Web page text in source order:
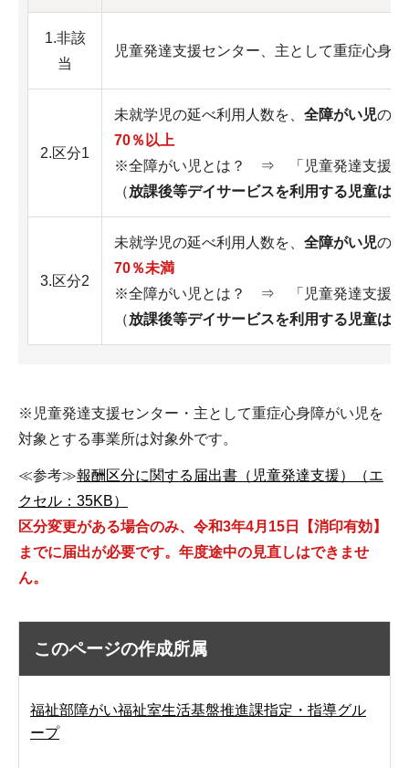
1.非該
当
児童発達支援センター、主として重症心身
2.区分1
未就学児の延べ利用人数を、 全障がい児の
70％以上
※全障がい児とは？ ⇒ 「児童発達支援」
（放課後等デイサービスを利用する児童は
3.区分2
未就学児の延べ利用人数を、 全障がい児の
70％未満
※全障がい児とは？ ⇒ 「児童発達支援」
（放課後等デイサービスを利用する児童は
※児童発達支援センター・主として重症心身障がい児を
対象とする事業所は対象外です。
≪参考≫報酬区分に関する届出書（児童発達支援）（エ
クセル：35KB）
区分変更がある場合のみ、令和3年4月15日【消印有効】
までに届出が必要です。年度途中の見直しはできませ
ん。
このページの作成所属
福祉部障がい福祉室生活基盤推進課指定・指導グル
ープ